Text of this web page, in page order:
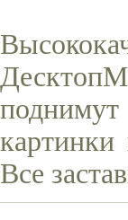
картинки
Все